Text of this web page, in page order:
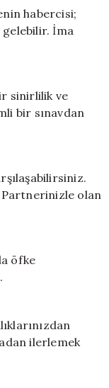
habercisi;
gelebilir. İma
sinirlilik ve
bir sınavdan
Partnerinizle olan
öfke
ilerlemek